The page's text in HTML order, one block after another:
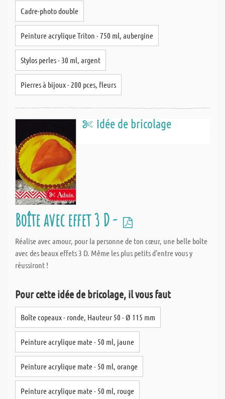
Cadre-photo double
Peinture acrylique Triton - 750 ml, aubergine
Stylos perles - 30 ml, argent
Pierres à bijoux - 200 pces, fleurs
Idée de bricolage
Boîte avec effet 3 D -
Réalise avec amour, pour la personne de ton cœur, une belle boîte
avec des beaux effets 3 D. Même les plus petits d'entre vous y
réussiront !
Pour cette idée de bricolage, il vous faut
Boîte copeaux - ronde, Hauteur 50 - Ø 115 mm
Peinture acrylique mate - 50 ml, jaune
Peinture acrylique mate - 50 ml, orange
Peinture acrylique mate - 50 ml, rouge